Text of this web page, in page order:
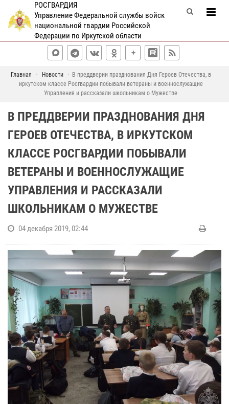
РОСГВАРДИЯ
Управление Федеральной службы войск
национальной гвардии Российской
Федерации по Иркутской области
Главная Новости
В преддверии празднования Дня Героев Отечества, в
иркутском классе Росгвардии побывали ветераны и военнослужащие
Управления и рассказали школьникам о Мужестве
В ПРЕДДВЕРИИ ПРАЗДНОВАНИЯ ДНЯ
ГЕРОЕВ ОТЕЧЕСТВА, В ИРКУТСКОМ
КЛАССЕ РОСГВАРДИИ ПОБЫВАЛИ
ВЕТЕРАНЫ И ВОЕННОСЛУЖАЩИЕ
УПРАВЛЕНИЯ И РАССКАЗАЛИ
ШКОЛЬНИКАМ О МУЖЕСТВЕ
04 декабря 2019, 02:44